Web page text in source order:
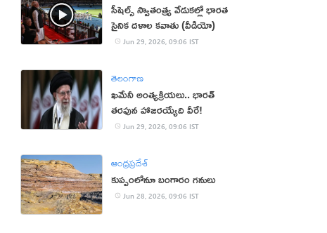
సీషెల్స్ స్వాతంత్ర్య వేడుకల్లో భారత
సైనిక దళాల కవాతు (వీడియో)
Jun 29, 2026, 09:06 IST
తెలంగాణ
ఖమేనీ అంత్యక్రియలు.. భారత్‌
తరఫున హాజరయ్యేది వీరే!
Jun 29, 2026, 09:06 IST
ఆంధ్రప్రదేశ్
కుప్పంలోనూ బంగారం గనులు
Jun 28, 2026, 09:06 IST